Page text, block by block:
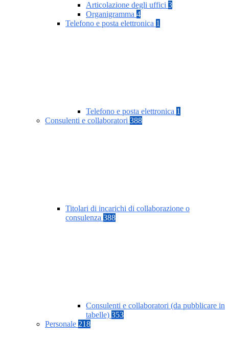
Articolazione degli uffici 3
Organigramma 4
Telefono e posta elettronica 1
Telefono e posta elettronica 1
Consulenti e collaboratori 388
Titolari di incarichi di collaborazione o
consulenza 388
Consulenti e collaboratori (da pubblicare in
tabelle) 353
Personale 218